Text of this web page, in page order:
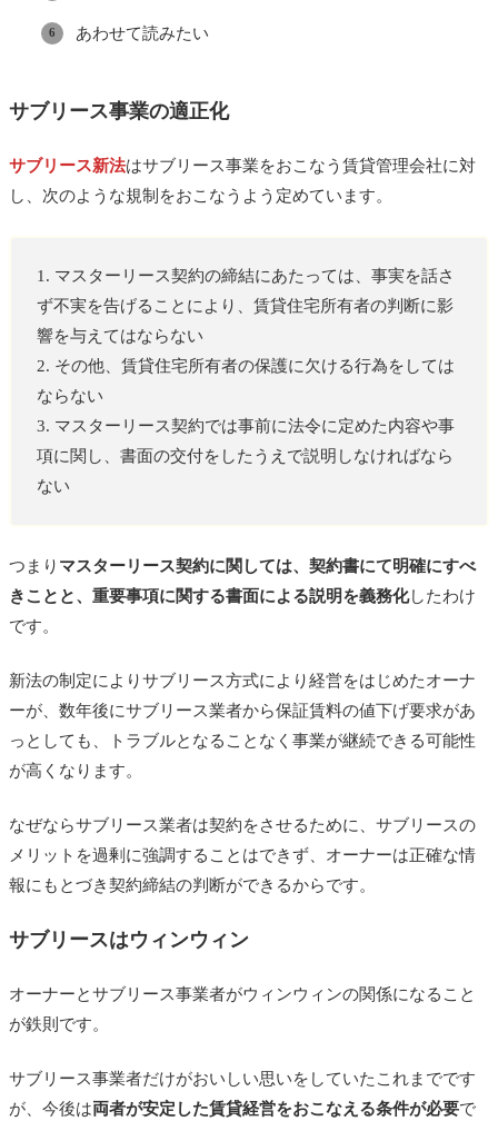
あわせて読みたい
サブリース事業の適正化
サブリース新法はサブリース事業をおこなう賃貸管理会社に対
し、次のような規制をおこなうよう定めています。
1. マスターリース契約の締結にあたっては、事実を話さ
ず不実を告げることにより、賃貸住宅所有者の判断に影
響を与えてはならない
2. その他、賃貸住宅所有者の保護に欠ける行為をしては
ならない
3. マスターリース契約では事前に法令に定めた内容や事
項に関し、書面の交付をしたうえで説明しなければなら
ない
つまり マスターリース契約に関しては、契約書にて明確にすべ
きことと、重要事項に関する書面による説明を義務化したわけ
です。
新法の制定によりサブリース方式により経営をはじめたオーナ
ーが、数年後にサブリース業者から保証賃料の値下げ要求があ
っとしても、トラブルとなることなく事業が継続できる可能性
が高くなります。
なぜならサブリース業者は契約をさせるために、サブリースの
メリットを過剰に強調することはできず、オーナーは正確な情
報にもとづき契約締結の判断ができるからです。
サブリースはウィンウィン
オーナーとサブリース事業者がウィンウィンの関係になること
が鉄則です。
サブリース事業者だけがおいしい思いをしていたこれまでです
が、今後は両者が安定した賃貸経営をおこなえる条件が必要で